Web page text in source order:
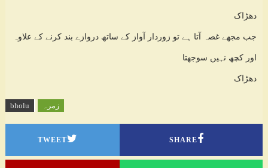
دھڑاک
جب مجھے غصہ آتا ہے تو زوردار آواز کے ساتھ دروازے بند کرنے کے علاوہ
اور کچھ نہیں سوجھتا
دھڑاک
زمرہ bholu
TWEET SHARE